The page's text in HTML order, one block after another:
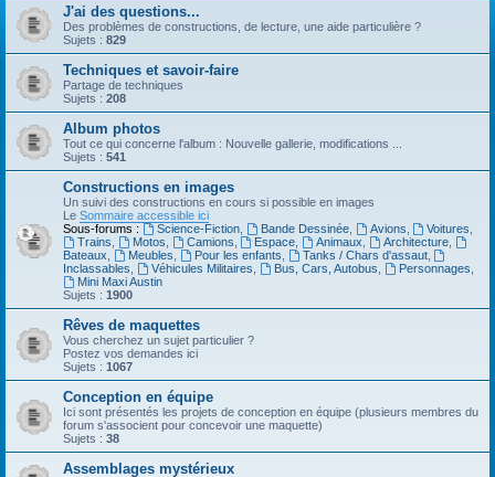
J'ai des questions...
Des problèmes de constructions, de lecture, une aide particulière ?
Sujets : 829
Techniques et savoir-faire
Partage de techniques
Sujets : 208
Album photos
Tout ce qui concerne l'album : Nouvelle gallerie, modifications ...
Sujets : 541
Constructions en images
Un suivi des constructions en cours si possible en images
Le Sommaire accessible ici
Sous-forums :
Science-Fiction, Bande Dessinée, Avions Voitures
Trains
Motos Camions Espace Animaux Architecture
Bateaux
Meubles Pour les enfants Tanks / Chars d'assaut,
Inclassables
Véhicules Militaires Bus, Cars, Autobus Personnages
Mini Maxi Austin
Sujets : 1900
Rêves de maquettes
Vous cherchez un sujet particulier ?
Postez vos demandes ici
Sujets : 1067
Conception en équipe
Ici sont présentés les projets de conception en équipe (plusieurs membres du
forum s'associent pour concevoir une maquette)
Sujets : 38
Assemblages mystérieux